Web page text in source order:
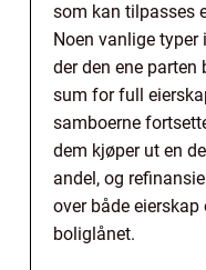
som kan tilpasses
Noen vanlige
der den ene parten
sum for full
samboerne
dem kjøper ut en
andel, og
over både
boliglånet.